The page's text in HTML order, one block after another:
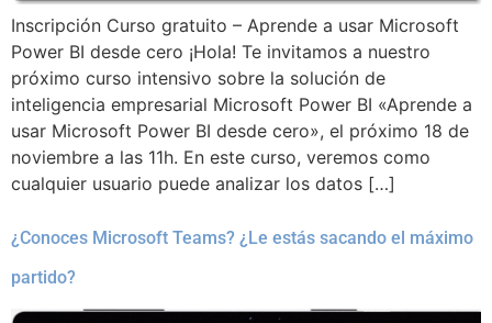
Inscripción Curso gratuito – Aprende a usar Microsoft
Power BI desde cero ¡Hola! Te invitamos a nuestro
próximo curso intensivo sobre la solución de
inteligencia empresarial Microsoft Power BI «Aprende a
usar Microsoft Power BI desde cero», el próximo 18 de
noviembre a las 11h. En este curso, veremos como
cualquier usuario puede analizar los datos […]
¿Conoces Microsoft Teams? ¿Le estás sacando el máximo
partido?